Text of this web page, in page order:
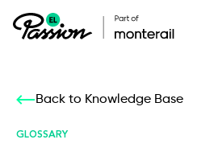
Back to Knowledge Base
GLOSSARY